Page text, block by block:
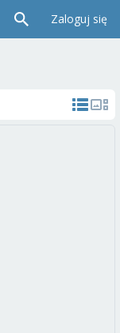
Zaloguj się